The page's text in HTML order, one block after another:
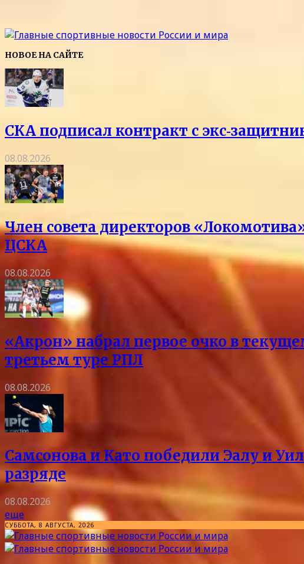
НОВОЕ НА САЙТЕ
СКА подписал контракт с
08.08.2026
Член совета директоров
ЦСКА
08.08.2026
«Акрон» набрал первое очко в
третьем туре РПЛ
08.08.2026
Самсонова и Като победили Эалу и
разряде
08.08.2026
еще
СУББОТА, 8 АВГУСТА, 2026